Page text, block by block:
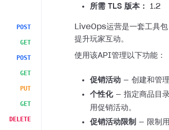
POST
GET
POST
GET
PUT
GET
DELETE
所需 TLS 版本：
1.2
LiveOps运营是一套工具
提升玩家互动。
使用该API管理以下功能：
促销活动 — 创建和管
个性化— 指定商品目
用促销活动。
促销活动限制 — 限制